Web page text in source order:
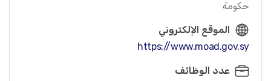
حكومة
الموقع الإلكتروني
https://www.moad.gov.sy
عدد الوظائف